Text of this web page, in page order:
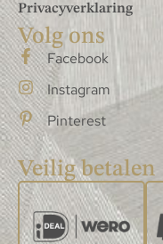
Privacyverklaring
Volg ons
Facebook
Instagram
Pinterest
Veilig betalen